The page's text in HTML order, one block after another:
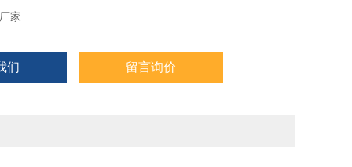
家
们 留言询价